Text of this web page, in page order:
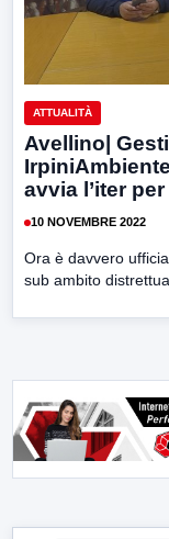
ATTUALITÀ
Avellino|
avvia l’iter
10 NOVEMBRE 2022
Ora è davvero
sub ambito